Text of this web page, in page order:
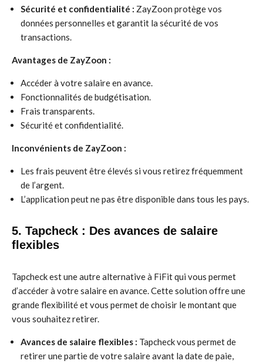
Sécurité et confidentialité : ZayZoon protège vos
données personnelles et garantit la sécurité de vos
transactions.
Avantages de ZayZoon :
Accéder à votre salaire en avance.
Fonctionnalités de budgétisation.
Frais transparents.
Sécurité et confidentialité.
Inconvénients de ZayZoon :
Les frais peuvent être élevés si vous retirez fréquemment
de l’argent.
L’application peut ne pas être disponible dans tous les pays.
5. Tapcheck : Des avances de salaire
flexibles
Tapcheck est une autre alternative à FiFit qui vous permet
d’accéder à votre salaire en avance. Cette solution offre une
grande flexibilité et vous permet de choisir le montant que
vous souhaitez retirer.
Avances de salaire flexibles : Tapcheck vous permet de
retirer une partie de votre salaire avant la date de paie,